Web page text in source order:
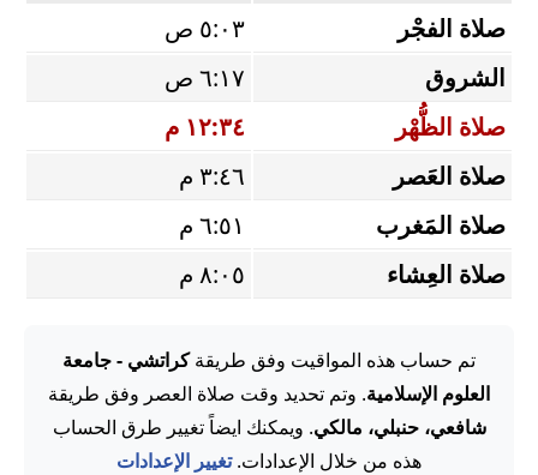
صلاة الفجْر
٥:٠٣ ص
الشروق
٦:١٧ ص
صلاة الظُّهْر
١٢:٣٤ م
صلاة العَصر
٣:٤٦ م
صلاة المَغرب
٦:٥١ م
صلاة العِشاء
٨:٠٥ م
تم حساب هذه المواقيت وفق طريقةكراتشي - جامعة
العلوم الإسلامية. وتم تحديد وقت صلاة العصر وفق طريقة
شافعي، حنبلي، مالكي. ويمكنك ايضاً تغيير طرق الحساب
هذه من خلال الإعدادات.تغيير الإعدادات